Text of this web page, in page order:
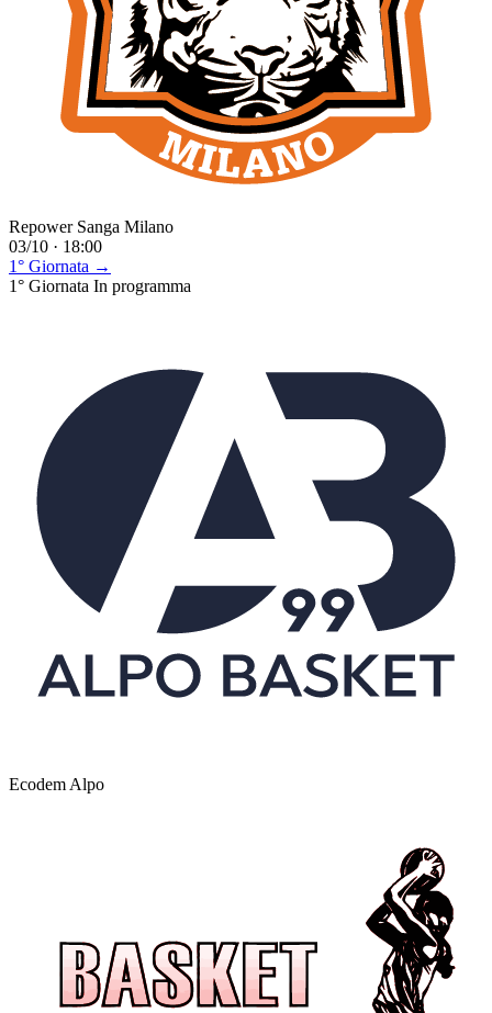
Repower Sanga Milano
03/10 · 18:00
1° Giornata →
1° Giornata In programma
Ecodem Alpo